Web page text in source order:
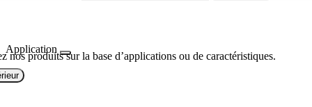
Application
nos produits sur la base d’applications ou de caractéristiques.